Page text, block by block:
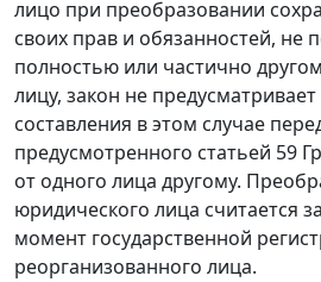
лицо при преобразовании
своих прав и обязанностей, не
полностью или частично
лицу, закон не
составления в этом случае
предусмотренного статьей 59
от одного лица другому.
юридического лица считается
момент государственной
реорганизованного лица.